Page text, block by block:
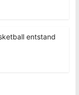
entstand